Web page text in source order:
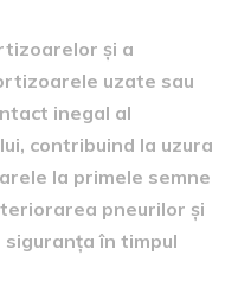
și a
uzate sau
inegal al
contribuind la uzura
la primele semne
pneurilor și
în timpul